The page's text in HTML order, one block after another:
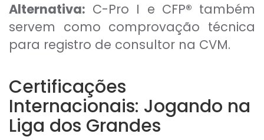
Alternativa: C-Pro I e CFP® também
servem como comprovação técnica
para registro de consultor na CVM.
Certificações
Internacionais: Jogando na
Liga dos Grandes